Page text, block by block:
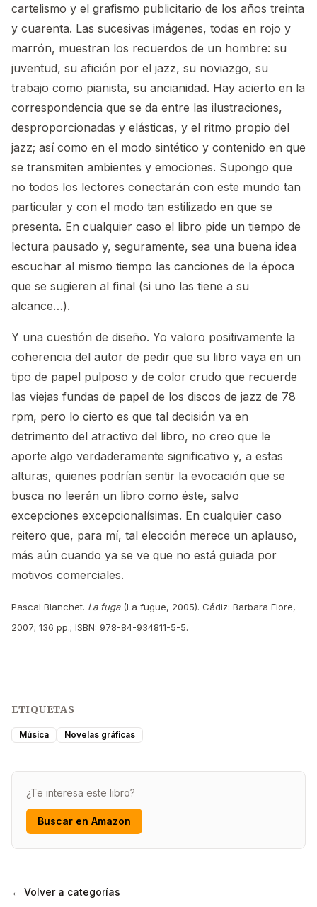
cartelismo y el grafismo publicitario de los años treinta
y cuarenta. Las sucesivas imágenes, todas en rojo y
marrón, muestran los recuerdos de un hombre: su
juventud, su afición por el jazz, su noviazgo, su
trabajo como pianista, su ancianidad. Hay acierto en la
correspondencia que se da entre las ilustraciones,
desproporcionadas y elásticas, y el ritmo propio del
jazz; así como en el modo sintético y contenido en que
se transmiten ambientes y emociones. Supongo que
no todos los lectores conectarán con este mundo tan
particular y con el modo tan estilizado en que se
presenta. En cualquier caso el libro pide un tiempo de
lectura pausado y, seguramente, sea una buena idea
escuchar al mismo tiempo las canciones de la época
que se sugieren al final (si uno las tiene a su
alcance…).
Y una cuestión de diseño. Yo valoro positivamente la
coherencia del autor de pedir que su libro vaya en un
tipo de papel pulposo y de color crudo que recuerde
las viejas fundas de papel de los discos de jazz de 78
rpm, pero lo cierto es que tal decisión va en
detrimento del atractivo del libro, no creo que le
aporte algo verdaderamente significativo y, a estas
alturas, quienes podrían sentir la evocación que se
busca no leerán un libro como éste, salvo
excepciones excepcionalísimas. En cualquier caso
reitero que, para mí, tal elección merece un aplauso,
más aún cuando ya se ve que no está guiada por
motivos comerciales.
Pascal Blanchet. La fuga(La fugue, 2005). Cádiz: Barbara Fiore,
2007; 136 pp.; ISBN: 978-84-934811-5-5.
ETIQUETAS
Música Novelas gráficas
¿Te interesa este libro?
Buscar en Amazon
← Volver a categorías